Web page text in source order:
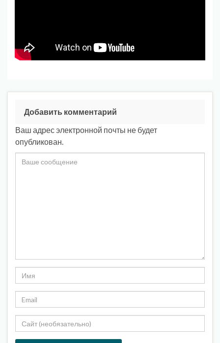
Добавить комментарий
Ваш адрес электронной почты не будет
опубликован.